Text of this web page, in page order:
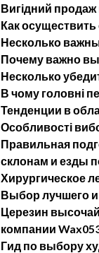
Вигідний
Как осуществить
Несколько
Почему важно
Несколько
В чому головні
Тенденции в
Особливості
Правильная
склонам и езды
Хирургическое
Выбор лучшего
Церезин
компании
Гид по выбору